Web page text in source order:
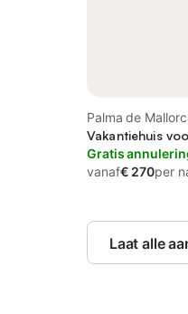
Palma de
Vakantiehuis
Gratis
vanaf€ 270per
Laat alle